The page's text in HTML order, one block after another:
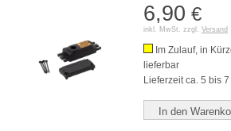
6,90 €
inkl. MwSt. zzgl. Versand
Im Zulauf, in
lieferbar
Lieferzeit ca. 5 bis
In den